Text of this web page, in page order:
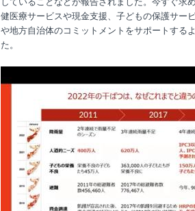
健医療サービスや現金支援、子どもの保護サー
や地方自治体のコミットメントをサポートする
た。